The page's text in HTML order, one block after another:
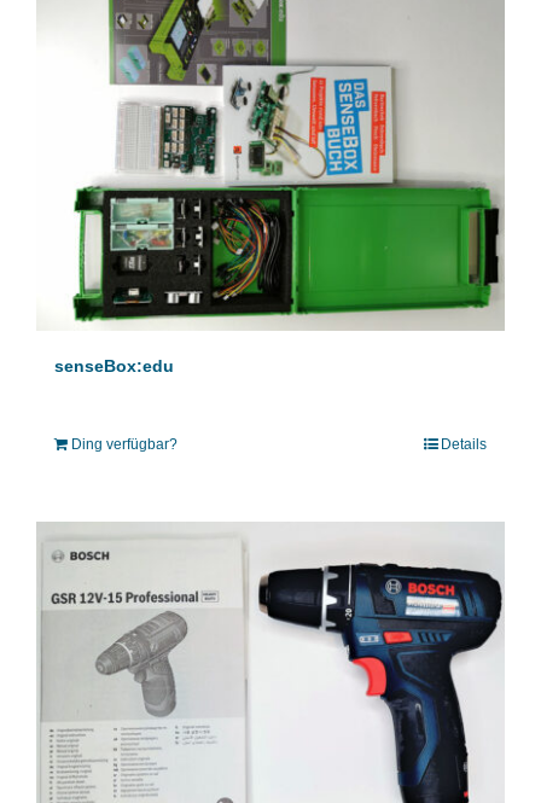
senseBox:edu
Ding verfügbar? Details